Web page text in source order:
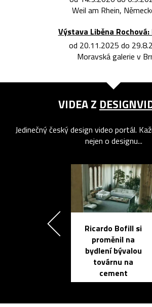
Weil am Rhein,
Výstava Liběna
od 20.11.2025 do
Moravská galerie v
VIDEA Z
Jedinečný český design video portál.
nejen o designu...
Ricardo Bofill si
proměnil na
bydlení bývalou
továrnu na
cement